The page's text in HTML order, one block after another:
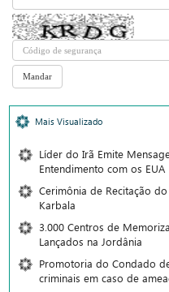
Mais Visualizado
Líder do Irã Emite
Entendimento com os EUA
Cerimônia de Recitação
Karbala
3.000 Centros de
Lançados na Jordânia
Promotoria do Condado
criminais em caso de